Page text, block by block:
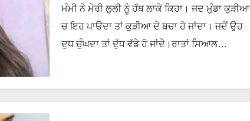
ਮੰਮੀ ਨੇ ਮੇਰੀ ਲੁਲੀ ਨੂੰ ਹੱਥ ਲਾਕੇ ਕਿਹਾ। ਜਦ ਮੁੰਡਾ ਕੁੜੀਆ
ਚ ਇਹ ਪਾੳਦਾ ਤਾਂ ਕੁੜੀਆ ਦੇ ਬਚਾ ਹੋ ਜਾਂਦਾ। ਜਦੋਂ ਉਹ
ਦੁਧ ਚੁੰਘਦਾ ਤਾਂ ਦੁੱਧ ਵੱਡੇ ਹੋ ਜਾਂਦੇ।ਰਾਤਾਂ ਸਿਆਲ…